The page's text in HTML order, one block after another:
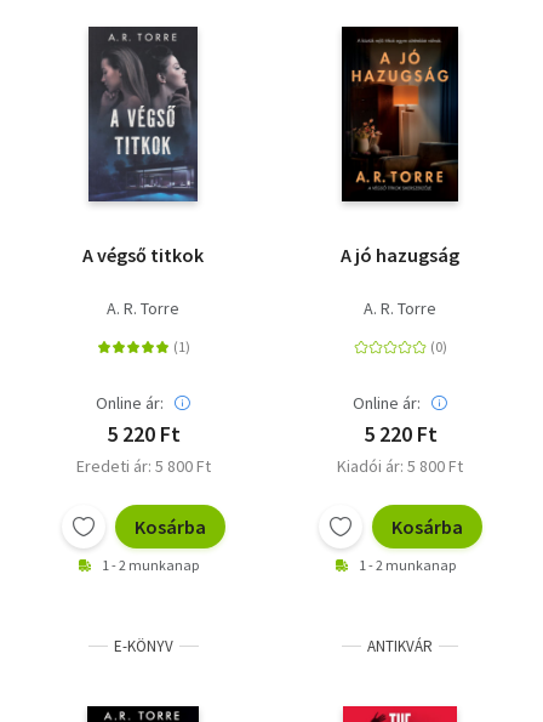
A végső titkok
A. R. Torre
Online ár:
5 220 Ft
Eredeti ár: 5 800 Ft
Kosárba
1 - 2 munkanap
A jó hazugság
A. R. Torre
Online ár:
5 220 Ft
Kiadói ár: 5 800 Ft
Kosárba
1 - 2 munkanap
E-KÖNYV ANTIKVÁR